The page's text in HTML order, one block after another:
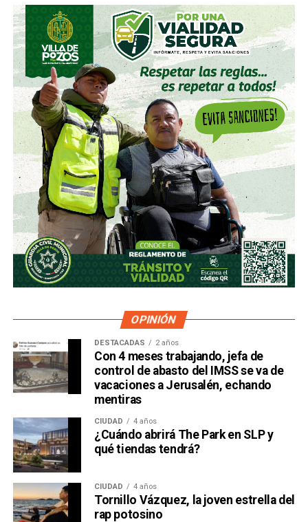
OPINIÓN
DESTACADAS 2 años
Con 4 meses trabajando, jefa de
control de abasto del IMSS se va de
vacaciones a Jerusalén, echando
mentiras
CIUDAD 4 años
¿Cuándo abrirá The Park en SLP y
qué tiendas tendrá?
CIUDAD 4 años
Tornillo Vázquez, la joven estrella del
rap potosino